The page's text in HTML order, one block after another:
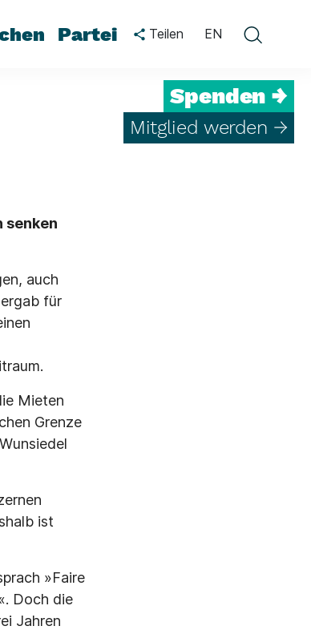
Partei Teilen EN
Spenden →
Mitglied werden →
senken
auch
für
Mieten
Grenze
ist
»Faire
Doch die
Jahren